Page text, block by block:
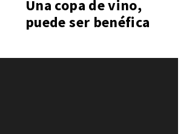
Una copa de vino,
puede ser benéfica